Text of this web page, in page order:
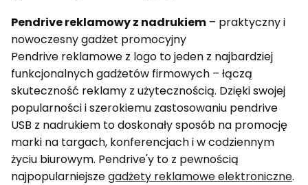
Pendrive reklamowy z nadrukiem – praktyczny i
nowoczesny gadżet promocyjny
Pendrive reklamowe z logo to jeden z najbardziej
funkcjonalnych gadżetów firmowych – łączą
skuteczność reklamy z użytecznością. Dzięki swojej
popularności i szerokiemu zastosowaniu pendrive
USB z nadrukiem to doskonały sposób na promocję
marki na targach, konferencjach i w codziennym
życiu biurowym. Pendrive'y to z pewnością
najpopularniejszegadżety reklamowe elektroniczne.